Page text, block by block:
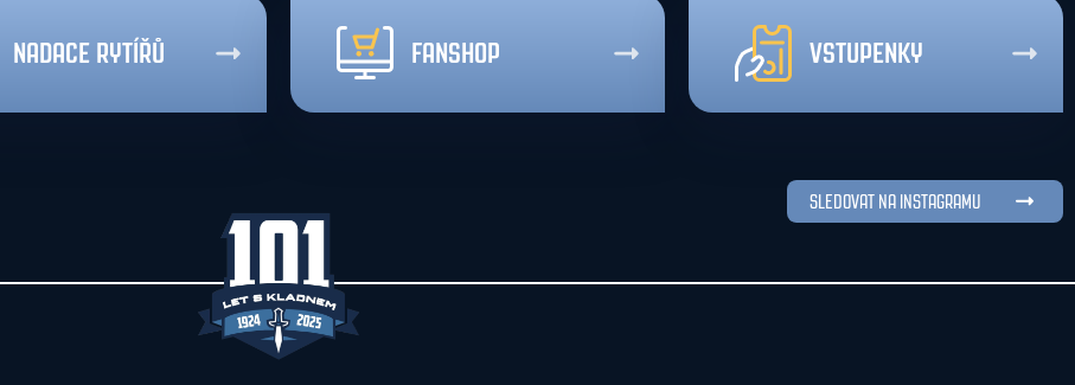
NADACE RYTÍŘŮ FANSHOP VSTUPENKY
SLEDOVAT NA INSTAGRAMU